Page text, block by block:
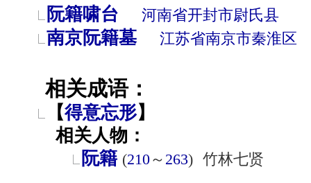
阮籍啸台 河南省开封市尉氏县
南京阮籍墓 江苏省南京市秦淮区
相关成语：
【得意忘形】
相关人物：
阮籍 (210～ 263) 竹林七贤